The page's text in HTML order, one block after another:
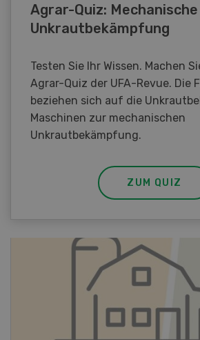
Agrar-Quiz: Mechanische
Unkrautbekämpfung
Testen Sie Ihr Wissen. Machen
Agrar-Quiz der UFA-Revue. Die
beziehen sich auf die
Maschinen zur mechanischen
Unkrautbekämpfung.
ZUM QUIZ